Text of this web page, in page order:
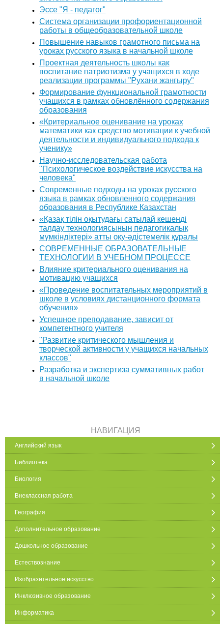
Эссе "Я - педагог"
Система организации профориентационной
работы в общеобразовательной школе
Повышение навыков грамотного письма на
уроках русского языка в начальной школе
Проектная деятельность школы как
воспитание патриотизма у учащихся в ходе
реализации программы "Рухани жангыру"
Формирование функциональной грамотности
учащихся в рамках обновлённого содержания
образования
«Критериальное оценивание на уроках
математики как средство мотивации к учебной
деятельности и индивидуального подхода к
ученику»
Научно-исследовательская работа
"Психологическое воздействие искусства на
человека"
Современные подходы на уроках русского
языка в рамках обновленного содержания
образования в Республике Казахстан
«Қазақ тілін оқытудағы сатылай кешенді
талдау технологиясының педагогикалық
мүмкіндіктері» атты оқу-әдістемелік құралы
СОВРЕМЕННЫЕ ОБРАЗОВАТЕЛЬНЫЕ
ТЕХНОЛОГИИ В УЧЕБНОМ ПРОЦЕССЕ
Влияние критериального оценивания на
мотивацию учащихся
«Проведение воспитательных мероприятий в
школе в условиях дистанционного формата
обучения»
Успешное преподавание, зависит от
компетентного учителя
"Развитие критического мышления и
творческой активности у учащихся начальных
классов"
Разработка и экспертиза суммативных работ
в начальной школе
НАВИГАЦИЯ
Английский язык
Библиотека
Биология
Внеклассная работа
География
Дополнительное образование
Дошкольное образование
Естествознание
Изобразительное искусство
Инклюзивное образование
Информатика